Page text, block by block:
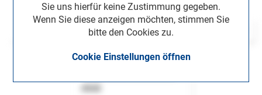
Sie uns hierfür keine Zustimmung gegeben.
Wenn Sie diese anzeigen möchten, stimmen Sie
bitte den Cookies zu.
Cookie Einstellungen öffnen